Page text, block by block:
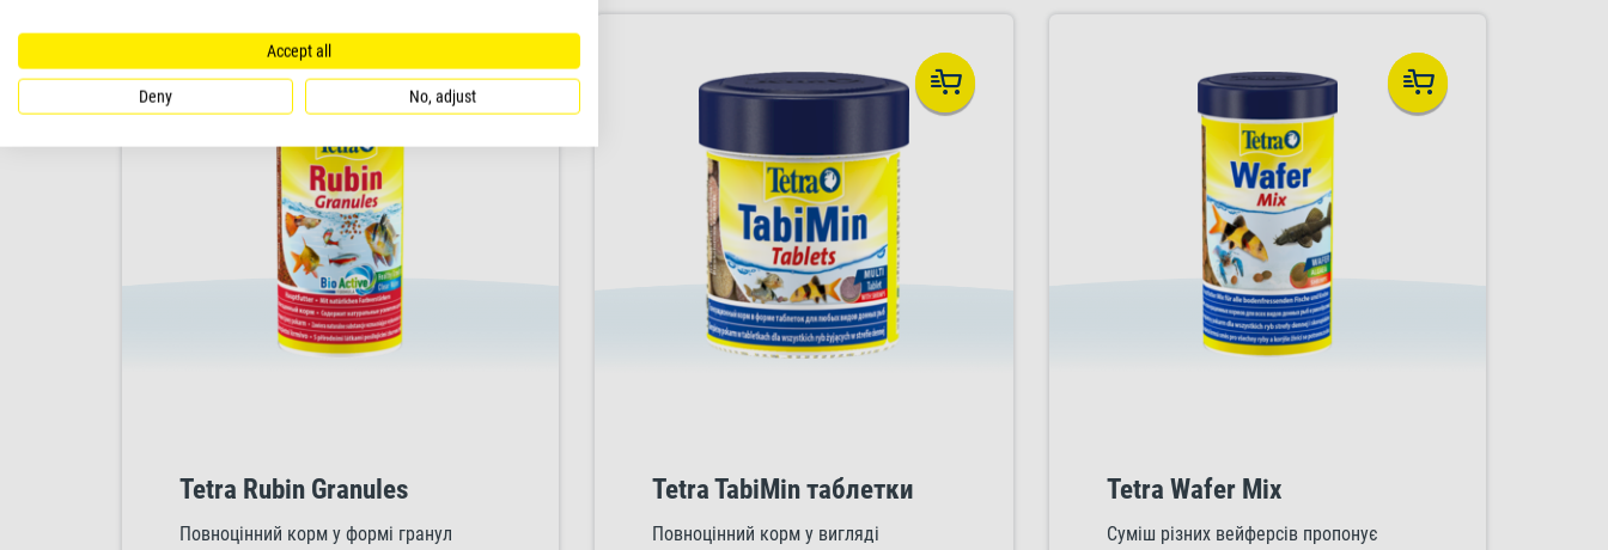
Tetra Rubin Granules
Повноцінний корм у формі гранул
Tetra TabiMin таблетки
Повноцінний корм у вигляді
Tetra Wafer Mix
Суміш різних вейферсів пропонує
Accept all
Deny No, adjust